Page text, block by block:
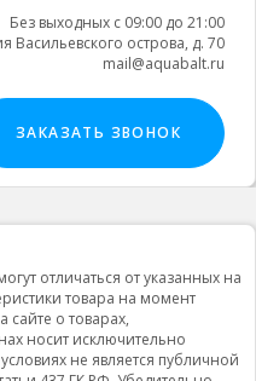
Без выходных с 09:00 до 21:00
Васильевского острова, д. 70
mail@aquabalt.ru
ЗАКАЗАТЬ ЗВОНОК
отличаться от указанных на
товара на момент
о товарах,
носит исключительно
не является публичной